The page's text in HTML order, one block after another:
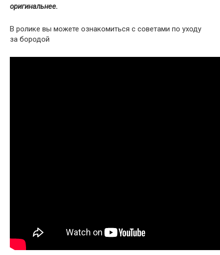
оригинальнее.
В ролике вы можете ознакомиться с советами по уходу
за бородой